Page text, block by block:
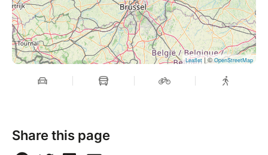
Leaflet| ©OpenStreetMap
Share this page